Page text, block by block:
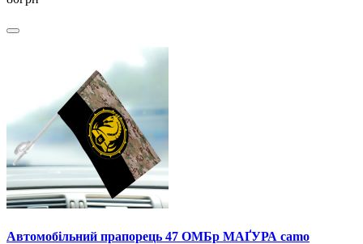
Автомобільний прапорець 47 ОМБр МАҐУРА camo